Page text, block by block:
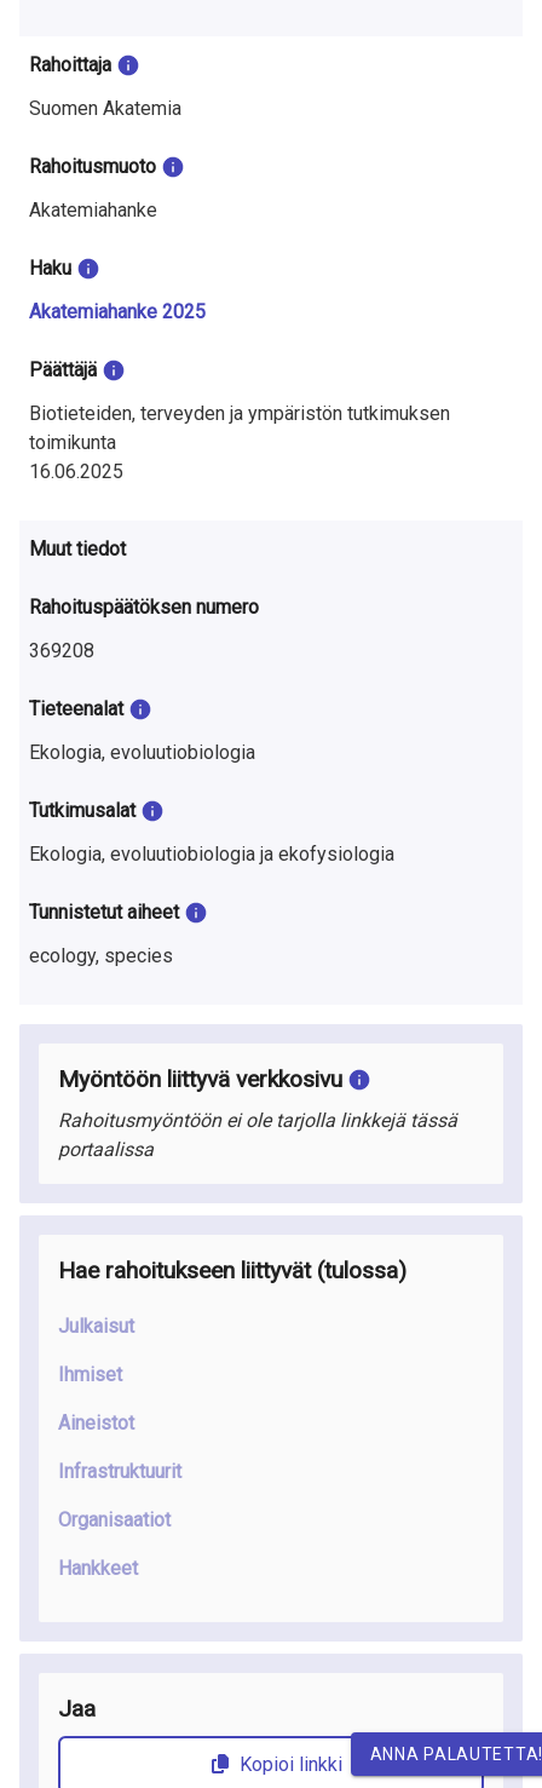
S
u
o
m
e
s
a
Rahoittaja
Suomen Akatemia
Rahoitusmuoto
Akatemiahanke
Haku
Akatemiahanke 2025
Päättäjä
Biotieteiden, terveyden ja ympäristön tutkimuksen
toimikunta
16.06.2025
Muut tiedot
Rahoituspäätöksen numero
369208
Tieteenalat
Ekologia, evoluutiobiologia
Tutkimusalat
Ekologia, evoluutiobiologia ja ekofysiologia
Tunnistetut aiheet
ecology, species
Myöntöön liittyvä verkkosivu
Rahoitusmyöntöön ei ole tarjolla linkkejä tässä
portaalissa
Hae rahoitukseen liittyvät (tulossa)
Julkaisut
Ihmiset
Aineistot
Infrastruktuurit
Organisaatiot
Hankkeet
Jaa
Kopioi linkki ANNA PALAUTETTA!